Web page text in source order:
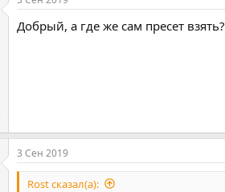
и
Добрый, а где же сам пресет взять?
3 Сен 2019
Rost сказал(а):